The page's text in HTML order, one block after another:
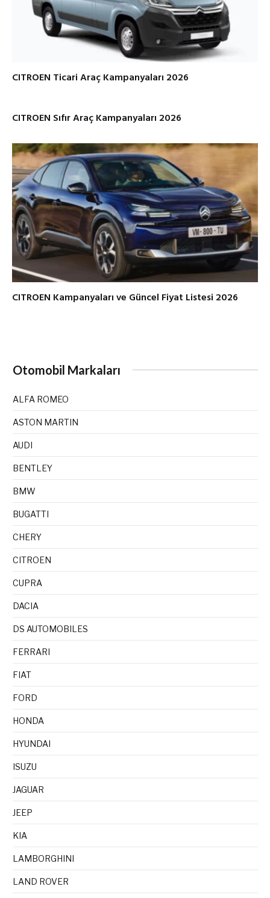
CITROEN Ticari Araç Kampanyaları 2026
CITROEN Sıfır Araç Kampanyaları 2026
CITROEN Kampanyaları ve Güncel Fiyat Listesi 2026
Otomobil Markaları
ALFA ROMEO
ASTON MARTIN
AUDI
BENTLEY
BMW
BUGATTI
CHERY
CITROEN
CUPRA
DACIA
DS AUTOMOBILES
FERRARI
FIAT
FORD
HONDA
HYUNDAI
ISUZU
JAGUAR
JEEP
KIA
LAMBORGHINI
LAND ROVER